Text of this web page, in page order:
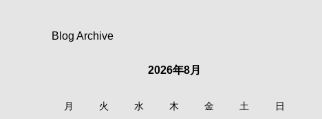
Blog Archive
2026年8月
月 火 水 木 金 土 日